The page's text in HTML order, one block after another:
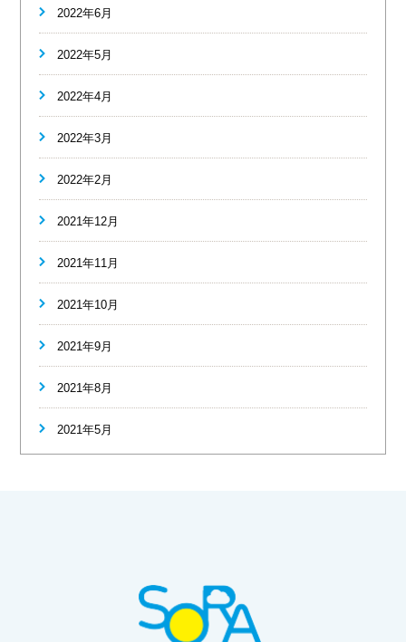
2022年6月
2022年5月
2022年4月
2022年3月
2022年2月
2021年12月
2021年11月
2021年10月
2021年9月
2021年8月
2021年5月